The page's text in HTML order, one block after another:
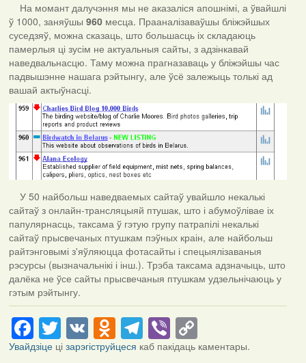
На момант далучэння мы не аказаліся апошнімі, а ўвайшлі
ў 1000, заняўшы 960месца. Прааналізаваўшы бліжэйшых
суседзяў, можна сказаць, што большасць іх складаюць
памерлыя ці зусім не актуальныя сайты, з адзінкавай
наведвальнасцю. Таму можна прагназаваць у бліжэйшы час
падвышэнне нашага рэйтынгу, але ўсё залежыць толькі ад
вашай актыўнасці.
У 50 найбольш наведваемых сайтаў увайшло некалькі
сайтаў з онлайн-трансляцыяй птушак, што і абумоўлівае іх
папулярнасць, таксама ў гэтую групу патрапілі некалькі
сайтаў прысвечаных птушкам пэўных краін, але найбольш
райтэнговымі з'яўляюцца фотасайты і спецыялізаваныя
рэсурсы (вызначальнікі і інш.). Трэба таксама адзначыць, што
далёка не ўсе сайты прысвечаныя птушкам удзельнічаюць у
гэтым рэйтынгу.
Facebook
Twitter
VKOdnoklassniki
Telegram
ViberCopy
Link
Увайдзіцеці зарэгіструйцеся каб пакідаць каментары.